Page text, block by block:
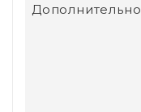
Дополнительно